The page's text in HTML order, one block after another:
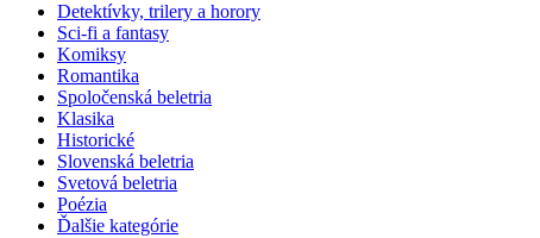
Detektívky, trilery a horory
Sci-fi a fantasy
Komiksy
Romantika
Spoločenská beletria
Klasika
Historické
Slovenská beletria
Svetová beletria
Poézia
Ďalšie kategórie